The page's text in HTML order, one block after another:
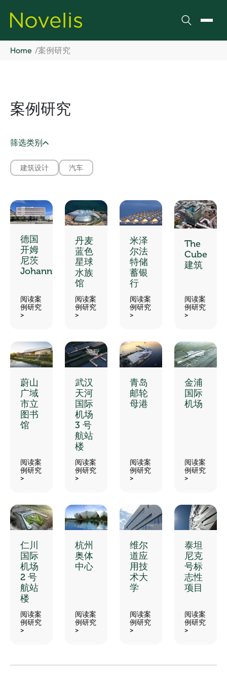
搜索 切换
Home 案例研究
案例研究
筛选类别
建筑设计 汽车
德国
开姆
尼茨
Johanniskarree
阅读案
例研究
>
丹麦
蓝色
星球
水族
馆
阅读案
例研究
>
米泽
尔法
特储
蓄银
行
阅读案
例研究
>
The
Cube
建筑
阅读案
例研究
>
蔚山
广域
市立
图书
馆
阅读案
例研究
>
武汉
天河
国际
机场
3 号
航站
楼
阅读案
例研究
>
青岛
邮轮
母港
阅读案
例研究
>
金浦
国际
机场
阅读案
例研究
>
仁川
国际
机场
2 号
航站
楼
阅读案
例研究
>
杭州
奥体
中心
阅读案
例研究
>
维尔
道应
用技
术大
学
阅读案
例研究
>
泰坦
尼克
号标
志性
项目
阅读案
例研究
>